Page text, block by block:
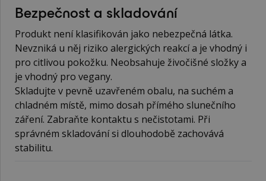
Bezpečnost a skladování
Produkt není klasifikován jako nebezpečná látka.
Nevzniká u něj riziko alergických reakcí a je vhodný i
pro citlivou pokožku. Neobsahuje živočišné složky a
je vhodný pro vegany.
Skladujte v pevně uzavřeném obalu, na suchém a
chladném místě, mimo dosah přímého slunečního
záření. Zabraňte kontaktu s nečistotami. Při
správném skladování si dlouhodobě zachovává
stabilitu.